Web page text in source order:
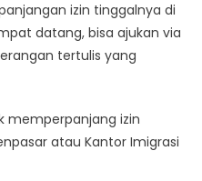
izin tinggalnya di
datang, bisa ajukan via
tertulis yang
memperpanjang izin
atau Kantor Imigrasi